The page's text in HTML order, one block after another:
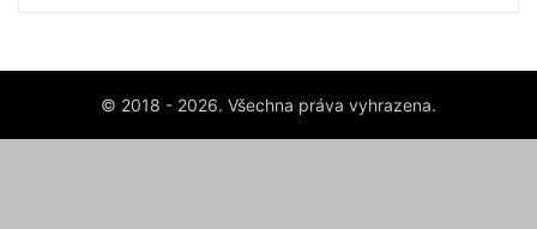
© 2018 - 2026. Všechna práva vyhrazena.